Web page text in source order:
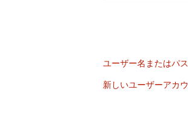
ユーザー名またはパ
新しいユーザーアカ